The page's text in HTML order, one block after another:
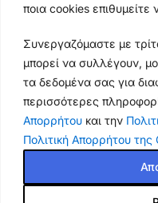
ποια cookies
Συνεργαζόμαστε με
μπορεί να συλλέγουν,
τα δεδομένα σας για
περισσότερες
Απορρήτου και την
Πολιτική Απορρήτου της
info@thikishop.gr
Δευ - Σάβ: 10:00 - 21:00
ΔΩΡΕΑΝ ΑΠΟΣΤΟΛΗ
για παραγγελίες άνω των
Copyright 2025 Powered by